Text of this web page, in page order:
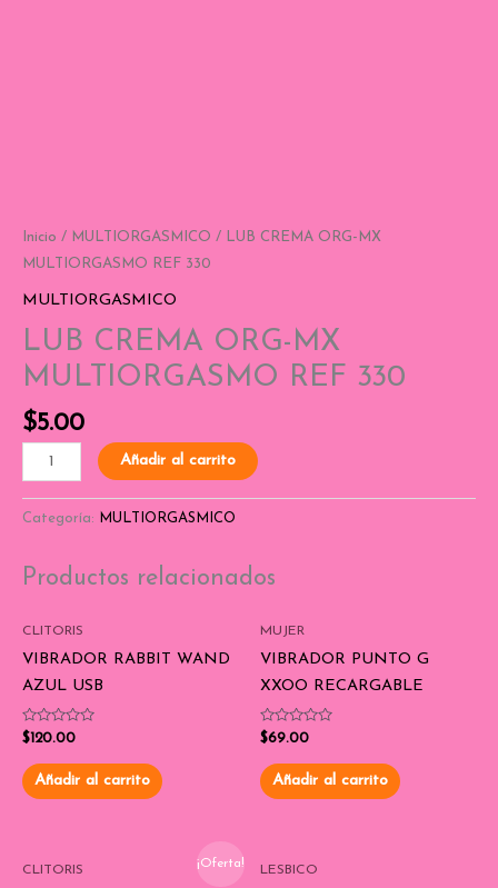
Inicio / MULTIORGASMICO / LUB CREMA ORG-MX
MULTIORGASMO REF 330
MULTIORGASMICO
LUB CREMA ORG-MX
MULTIORGASMO REF 330
$5.00
Añadir al carrito
Categoría: MULTIORGASMICO
Productos relacionados
CLITORIS
VIBRADOR RABBIT WAND
AZUL USB
Valorado
con
de
5
$120.00
Añadir al carrito
MUJER
VIBRADOR PUNTO G
XXOO RECARGABLE
Valorado
con
de
5
$69.00
Añadir al carrito
¡Oferta!
CLITORIS LESBICO